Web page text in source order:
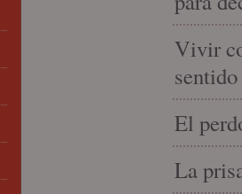
Vivir
El
La